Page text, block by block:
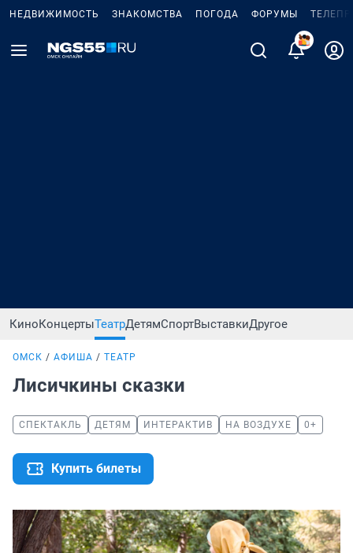
НЕДВИЖИМОСТЬ ЗНАКОМСТВА ПОГОДА ФОРУМЫ
КиноКонцертыТеатрДетямСпортВыставкиДругое
ОМСК АФИША ТЕАТР
Лисичкины сказки
СПЕКТАКЛЬ ДЕТЯМ ИНТЕРАКТИВ НА ВОЗДУХЕ 0+
Купить билеты